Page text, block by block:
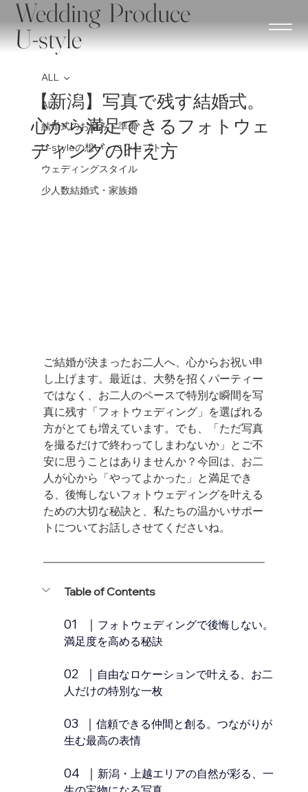
Wedding Produce
U-style
ALL
結婚式のお悩み・準備
U-styleの想い・コンセプト
ウェディングスタイル
少人数結婚式・家族婚
ALL
【新潟】写真で残す結婚式。
心から満足できるフォトウェ
ディングの叶え方
ご結婚が決まったお二人へ、心からお祝い申
し上げます。最近は、大勢を招くパーティー
ではなく、お二人のペースで特別な瞬間を写
真に残す「フォトウェディング」を選ばれる
方がとても増えています。でも、「ただ写真
を撮るだけで終わってしまわないか」とご不
安に思うことはありませんか？今回は、お二
人が心から「やってよかった」と満足でき
る、後悔しないフォトウェディングを叶える
ための大切な秘訣と、私たちの温かいサポー
トについてお話しさせてくださいね。
Table of Contents
01   ｜ フォトウェディングで後悔しない。
満足度を高める秘訣
02  ｜ 自由なロケーションで叶える、お二
人だけの特別な一枚
03  ｜ 信頼できる仲間と創る。つながりが
生む最高の表情
04  ｜ 新潟・上越エリアの自然が彩る、一